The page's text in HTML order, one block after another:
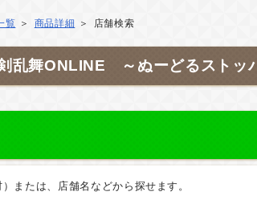
覧 商品詳細 店舗検索
乱舞ONLINE ～ぬーどるストッ
または、店舗名などから探せます。